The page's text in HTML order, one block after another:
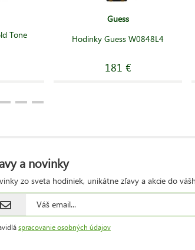
Tone
Guess
Hodinky Guess W0848L4
181 €
a novinky
zo sveta hodiniek, unikátne zľavy a akcie do
spracovanie osobných údajov